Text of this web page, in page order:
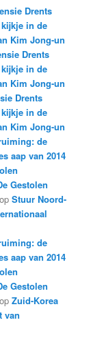
Drents
in de
Kim Jong-un
Drents
in de
Kim Jong-un
Drents
in de
Kim Jong-un
de
aap van 2014
Gestolen
op Stuur Noord-
de
aap van 2014
Gestolen
op Zuid-Korea
van